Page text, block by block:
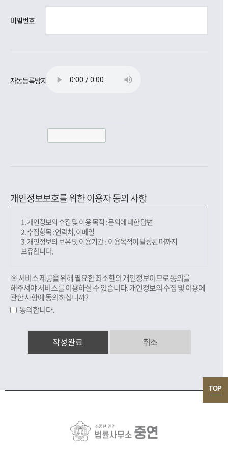
비밀번호
자동등록방지
개인정보보호를 위한 이용자 동의 사항
1. 개인정보의 수집 및 이용 목적 : 문의에 대한 답변
2. 수집항목 : 연락처, 이메일
3. 개인정보의 보유 및 이용기간 : 이용목적이 달성된 때까지
보유합니다.
※ 서비스 제공을 위해 필요한 최소한의 개인정보이므로 동의를
해주셔야 서비스를 이용하실 수 있습니다. 개인정보의 수집 및 이용에
관한 사항에 동의하십니까?
동의합니다.
취소
TOP